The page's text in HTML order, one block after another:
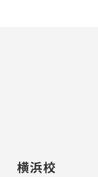
横浜校